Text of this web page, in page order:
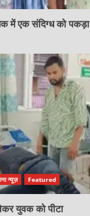
में एक संदिग्ध को पकड़ा
न्यूज़ Featured
युवक को पीटा